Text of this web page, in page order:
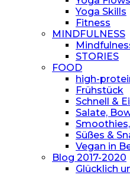
Yoga Skills
Fitness
MINDFULNESS
STORIES
FOOD
high-
Frühstück
Schnell &
Salate,
Süßes &
Vegan in
Blog 2017-2020
Glücklich